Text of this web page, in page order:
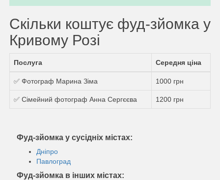
Скільки коштує фуд-зйомка у
Кривому Розі
Послуга Середня ціна
✅ Фотограф Марина Зіма 1000 грн
✅ Сімейний фотограф Анна Сергєєва 1200 грн
Фуд-зйомка у сусідніх містах:
Дніпро
Павлоград
Фуд-зйомка в інших містах: